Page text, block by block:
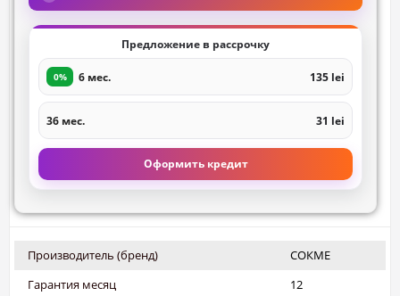
Предложение в рассрочку
0% 6 мес. 135 lei
36 мес. 31 lei
Оформить кредит
Производитель (бренд)
СОКМЕ
Гарантия месяц
12